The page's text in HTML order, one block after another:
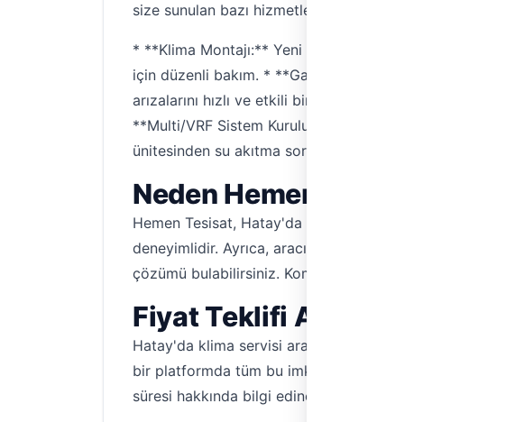
size sunulan bazı hizmetler:
* **Klima Montajı:** Yeni klima alımında profesyonel
için düzenli bakım. * **Gaz Dolumu:** Klima gazı
arızalarını hızlı ve etkili bir şekilde giderme. * **İç-Dış
**Multi/VRF Sistem Kurulumu:** İş yerleri ve büyük
ünitesinden su akıtma sorunlarının tespiti ve çözümü.
Neden Hemen Tesisat'ı
Hemen Tesisat, Hatay'da klima servisi arayışınızda size
deneyimlidir. Ayrıca, aracısız iletişim sayesinde
çözümü bulabilirsiniz. Komisyonsuz hizmetimizle
Fiyat Teklifi Alın, Ne Kadar
Hatay'da klima servisi ararken fiyat karşılaştırması
bir platformda tüm bu imkanlara sahip olabilirsiniz.
süresi hakkında bilgi edinebilirsiniz. Acil durumlarda, 7/